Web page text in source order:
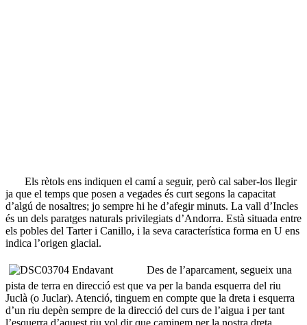
Els rètols ens indiquen el camí a seguir, però cal saber-los llegir
ja que el temps que posen a vegades és curt segons la capacitat
d’algú de nosaltres; jo sempre hi he d’afegir minuts. La vall d’Incles
és un dels paratges naturals privilegiats d’Andorra. Està situada entre
els pobles del Tarter i Canillo, i la seva característica forma en U ens
indica l’origen glacial.
Des de l’aparcament, segueix una
pista de terra en direcció est que va per la banda esquerra del riu
Juclà (o Juclar). Atenció, tinguem en compte que la dreta i esquerra
d’un riu depèn sempre de la direcció del curs de l’aigua i per tant
l’esquerra d’aquest riu vol dir que caminem per la nostra dreta,